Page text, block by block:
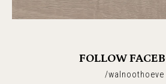
FOLLOW
/walnoothoeve